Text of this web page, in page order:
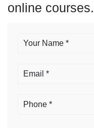
online courses.